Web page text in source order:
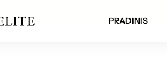
Lietuvoje!
PRADINIS